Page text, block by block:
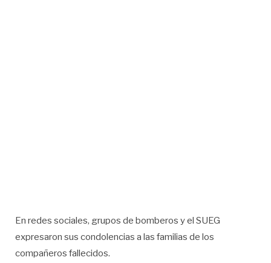
En redes sociales, grupos de bomberos y el SUEG
expresaron sus condolencias a las familias de los
compañeros fallecidos.